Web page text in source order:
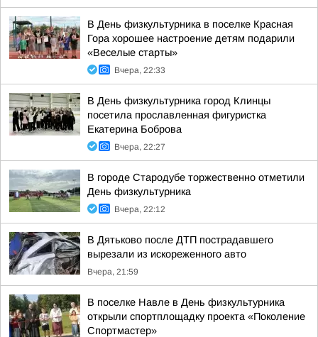
В День физкультурника в поселке Красная
Гора хорошее настроение детям подарили
«Веселые старты»
Вчера, 22:33
В День физкультурника город Клинцы
посетила прославленная фигуристка
Екатерина Боброва
Вчера, 22:27
В городе Стародубе торжественно отметили
День физкультурника
Вчера, 22:12
В Дятьково после ДТП пострадавшего
вырезали из искореженного авто
Вчера, 21:59
В поселке Навле в День физкультурника
открыли спортплощадку проекта «Поколение
Спортмастер»